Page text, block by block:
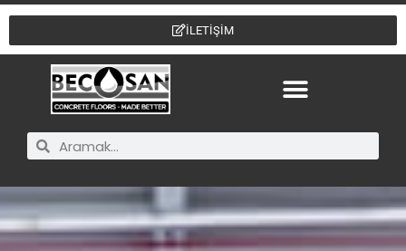
İLETİŞİM